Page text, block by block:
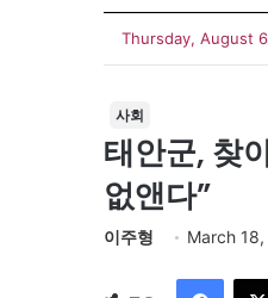
Thursday, August
사회
태안군, 찾
없앤다”
이주형 March